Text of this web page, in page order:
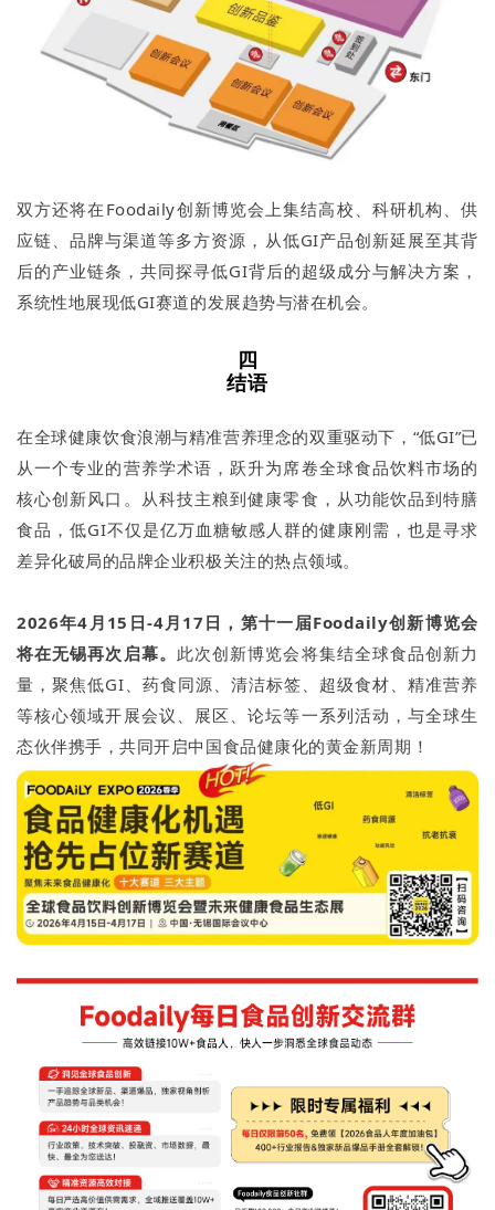
双方还将在Foodaily创新博览会上集结高校、科研机构、供
应链、品牌与渠道等多方资源，从低GI产品创新延展至其背
后的产业链条，共同探寻低GI背后的超级成分与解决方案，
系统性地展现低GI赛道的发展趋势与潜在机会。
四
结语
在全球健康饮食浪潮与精准营养理念的双重驱动下，“低GI”已
从一个专业的营养学术语，跃升为席卷全球食品饮料市场的
核心创新风口。从科技主粮到健康零食，从功能饮品到特膳
食品，低GI不仅是亿万血糖敏感人群的健康刚需，也是寻求
差异化破局的品牌企业积极关注的热点领域。
2026年4月15日-4月17日，第十一届Foodaily创新博览会
将在无锡再次启幕。 此次创新博览会将集结全球食品创新力
量，聚焦低GI、药食同源、清洁标签、超级食材、精准营养
等核心领域开展会议、展区、论坛等一系列活动，与全球生
态伙伴携手，共同开启中国食品健康化的黄金新周期！